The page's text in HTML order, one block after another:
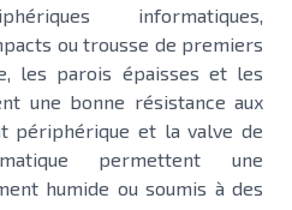
informatiques,
ou trousse de premiers
les parois épaisses et les
une bonne résistance aux
périphérique et la valve de
permettent une
humide ou soumis à des